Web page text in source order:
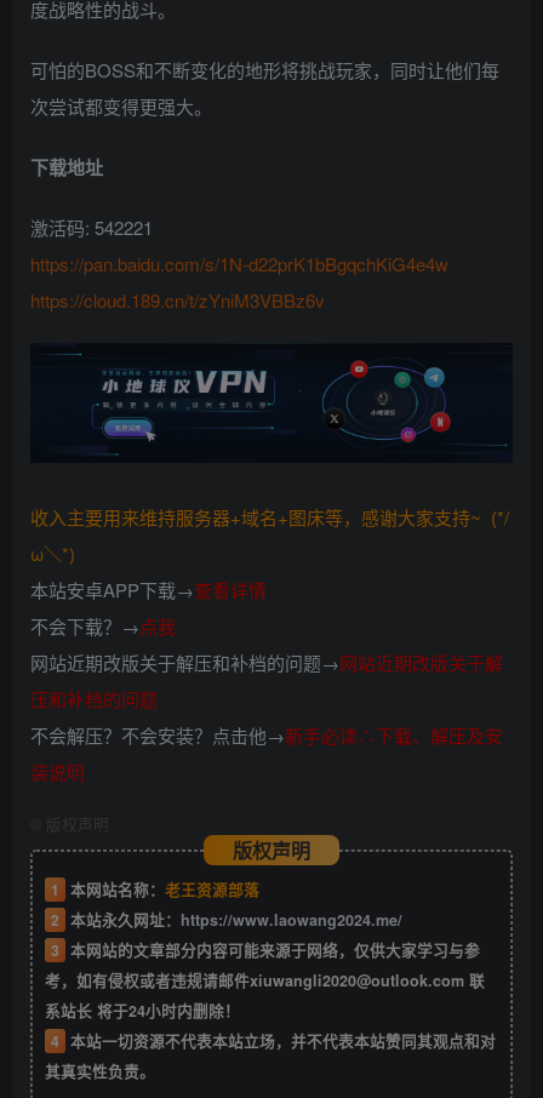
度战略性的战斗。
可怕的BOSS和不断变化的地形将挑战玩家，同时让他们每
次尝试都变得更强大。
下载地址
激活码: 542221
https://pan.baidu.com/s/1N-d22prK1bBgqchKiG4e4w
https://cloud.189.cn/t/zYniM3VBBz6v
收入主要用来维持服务器+域名+图床等，感谢大家支持~ (*/
ω＼*)
本站安卓APP下载→查看详情
不会下载？→点我
网站近期改版关于解压和补档的问题→网站近期改版关于解
压和补档的问题
不会解压？不会安装？点击他→新手必读∴下载、解压及安
装说明
版权声明
版权声明
1 本网站名称： 老王资源部落
2 本站永久网址： https://www.laowang2024.me/
3 本网站的文章部分内容可能来源于网络，仅供大家学习与参
考，如有侵权或者违规请邮件xiuwangli2020@outlook.com 联
系站长 将于24小时内删除！
4 本站一切资源不代表本站立场，并不代表本站赞同其观点和对
其真实性负责。